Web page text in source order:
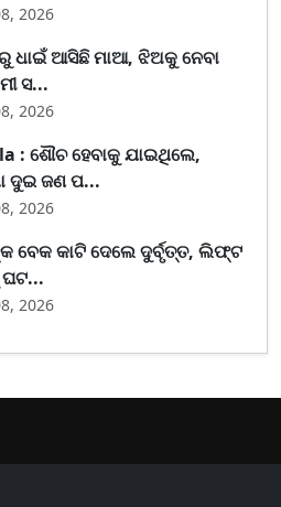
2026
ଧାଇଁ ଆସିଛି ମାଆ, ଝିଅକୁ ନେବା
ସ...
2026
: ଶୌଚ ହେବାକୁ ଯାଇଥିଲେ,
ଦୁଇ ଜଣ ପ...
2026
ବେକ କାଟି ଦେଲେ ଦୁର୍ବୃତ୍ତ, ଲିଫ୍ଟ
ଘଟ...
2026